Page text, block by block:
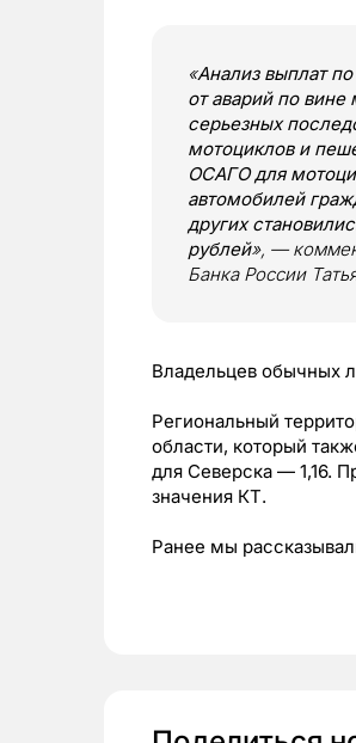
«Анализ выплат
от аварий по вине
серьезных
мотоциклов и
ОСАГО для
автомобилей
других
рублей», —
Банка России
Владельцев обычных
Региональный
области, который
для Северска — 1,16.
значения КТ.
Ранее мы